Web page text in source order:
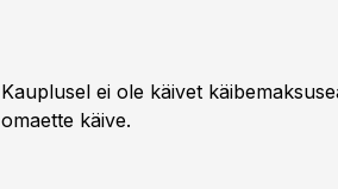
Kauplusel ei ole käivet
omaette käive.